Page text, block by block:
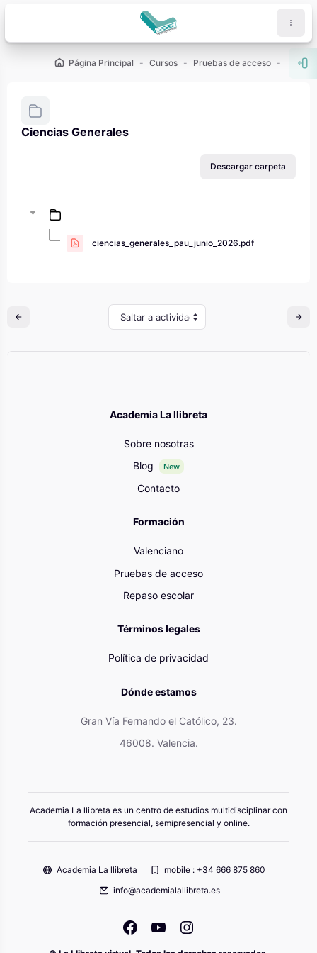
Página Principal Cursos Pruebas de acceso PAU -
Ciencias Generales
Descargar carpeta
ciencias_generales_pau_junio_2026.pdf
Saltar a actividad
Academia La llibreta
Sobre nosotras
Blog
New
Contacto
Formación
Valenciano
Pruebas de acceso
Repaso escolar
Términos legales
Política de privacidad
Dónde estamos
Gran Vía Fernando el Católico, 23.
46008. Valencia.
Academia La llibreta es un centro de estudios multidisciplinar con
formación presencial, semipresencial y online.
Academia La llibreta
mobile : +34 666 875 860
info@academialallibreta.es